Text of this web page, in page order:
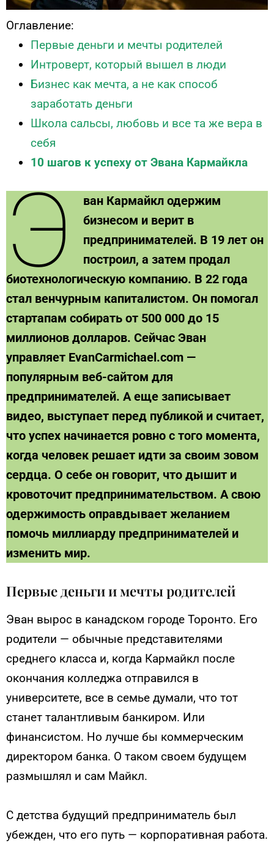
Оглавление:
Первые деньги и мечты родителей
Интроверт, который вышел в люди
Бизнес как мечта, а не как способ
заработать деньги
Школа сальсы, любовь и все та же вера в
себя
10 шагов к успеху от Эвана Кармайкла
Э
ван Кармайкл одержим
бизнесом и верит в
предпринимателей. В 19 лет он
построил, а затем продал
биотехнологическую компанию. В 22 года
стал венчурным капиталистом. Он помогал
стартапам собирать от 500 000 до 15
миллионов долларов. Сейчас Эван
управляет EvanCarmichael.com —
популярным веб-сайтом для
предпринимателей. А еще записывает
видео, выступает перед публикой и считает,
что успех начинается ровно с того момента,
когда человек решает идти за своим зовом
сердца. О себе он говорит, что дышит и
кровоточит предпринимательством. А свою
одержимость оправдывает желанием
помочь миллиарду предпринимателей и
изменить мир.
Первые деньги и мечты родителей
Эван вырос в канадском городе Торонто. Его
родители — обычные представителями
среднего класса и, когда Кармайкл после
окончания колледжа отправился в
университете, все в семье думали, что тот
станет талантливым банкиром. Или
финансистом. Но лучше бы коммерческим
директором банка. О таком своем будущем
размышлял и сам Майкл.
С детства будущий предприниматель был
убежден, что его путь — корпоративная работа.